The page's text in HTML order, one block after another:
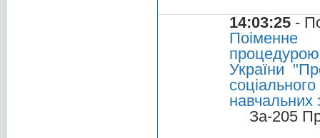
14:03:25 -
Поіменне
України
За-205